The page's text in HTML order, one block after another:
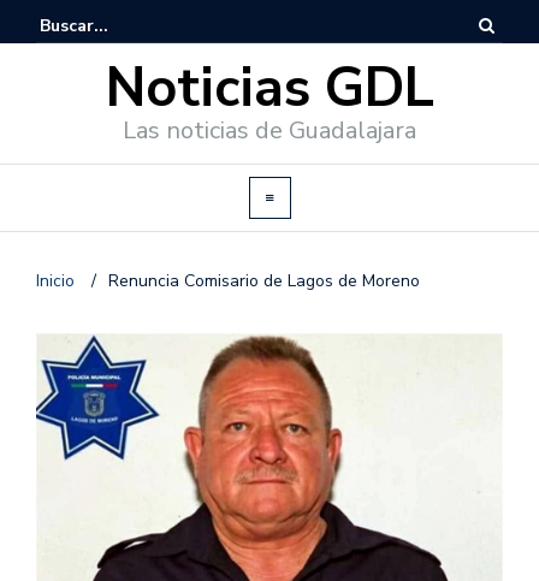
Noticias GDL
Las noticias de Guadalajara
Inicio / Renuncia Comisario de Lagos de Moreno